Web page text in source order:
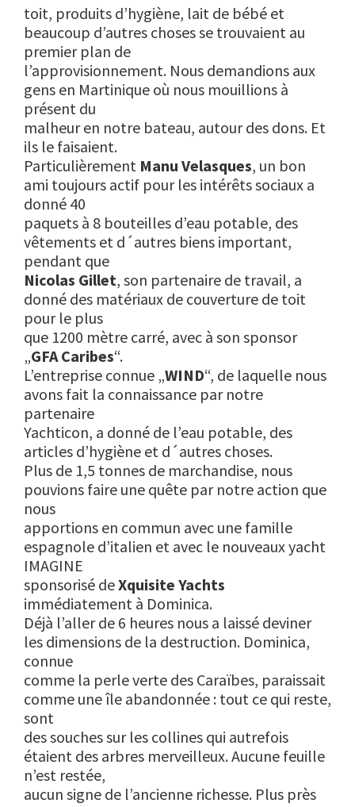
toit, produits d’hygiène, lait de bébé et
beaucoup d’autres choses se trouvaient au
premier plan de
l’approvisionnement. Nous demandions aux
gens en Martinique où nous mouillions à
présent du
malheur en notre bateau, autour des dons. Et
ils le faisaient.
Particulièrement Manu Velasques, un bon
ami toujours actif pour les intérêts sociaux a
donné 40
paquets à 8 bouteilles d’eau potable, des
vêtements et d´autres biens important,
pendant que
Nicolas Gillet, son partenaire de travail, a
donné des matériaux de couverture de toit
pour le plus
que 1200 mètre carré, avec à son sponsor
„GFA Caribes“.
L’entreprise connue „WIND“, de laquelle nous
avons fait la connaissance par notre
partenaire
Yachticon, a donné de l’eau potable, des
articles d’hygiène et d´autres choses.
Plus de 1,5 tonnes de marchandise, nous
pouvions faire une quête par notre action que
nous
apportions en commun avec une famille
espagnole d’italien et avec le nouveaux yacht
IMAGINE
sponsorisé deXquisite Yachts
immédiatement à Dominica.
Déjà l’aller de 6 heures nous a laissé deviner
les dimensions de la destruction. Dominica,
connue
comme la perle verte des Caraïbes, paraissait
comme une île abandonnée : tout ce qui reste,
sont
des souches sur les collines qui autrefois
étaient des arbres merveilleux. Aucune feuille
n’est restée,
aucun signe de l’ancienne richesse. Plus près